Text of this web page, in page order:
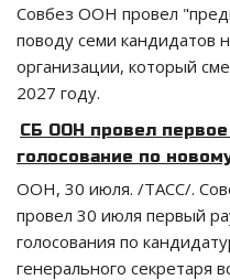
Совбез ООН провел
поводу семи кандидатов
организации, который
2027 году.
СБ ООН провел
голосование по
ООН, 30 июля. /ТАСС/.
провел 30 июля первый
голосования по
генерального секретаря